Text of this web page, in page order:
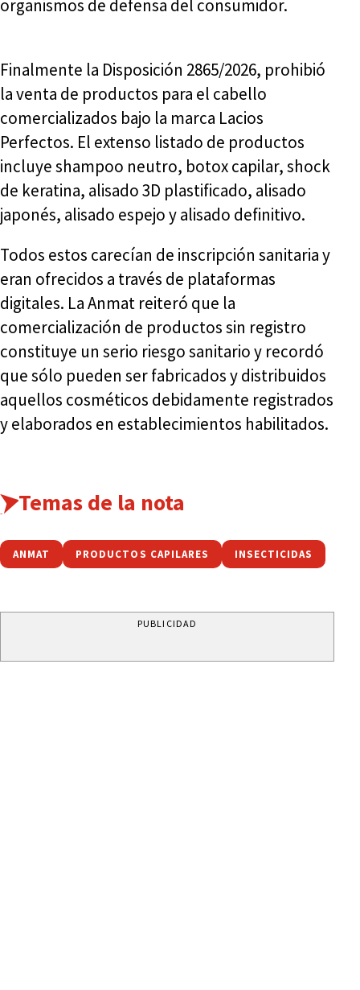
organismos de defensa del consumidor.
Finalmente la Disposición 2865/2026, prohibió
la venta de productos para el cabello
comercializados bajo la marca Lacios
Perfectos. El extenso listado de productos
incluye shampoo neutro, botox capilar, shock
de keratina, alisado 3D plastificado, alisado
japonés, alisado espejo y alisado definitivo.
Todos estos carecían de inscripción sanitaria y
eran ofrecidos a través de plataformas
digitales. La Anmat reiteró que la
comercialización de productos sin registro
constituye un serio riesgo sanitario y recordó
que sólo pueden ser fabricados y distribuidos
aquellos cosméticos debidamente registrados
y elaborados en establecimientos habilitados.
Temas de la nota
ANMAT PRODUCTOS CAPILARES INSECTICIDAS
PUBLICIDAD